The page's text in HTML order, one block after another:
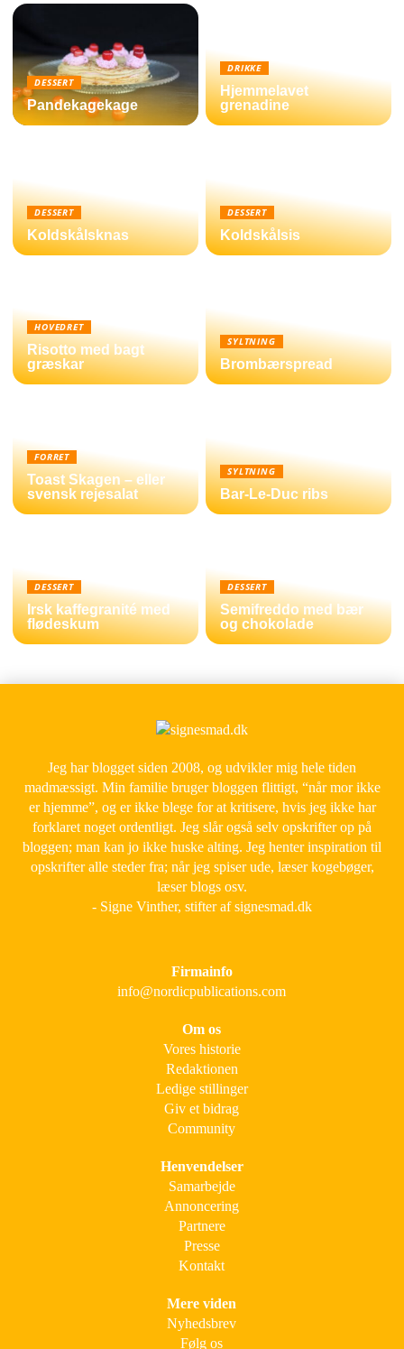
DESSERT
Pandekagekage
DRIKKE
Hjemmelavet
grenadine
DESSERT
Koldskålsknas
DESSERT
Koldskålsis
HOVEDRET
Risotto med bagt
græskar
SYLTNING
Brombærspread
FORRET
Toast Skagen – eller
svensk rejesalat
SYLTNING
Bar-Le-Duc ribs
DESSERT
Irsk kaffegranité med
flødeskum
DESSERT
Semifreddo med bær
og chokolade
Jeg har blogget siden 2008, og udvikler mig hele tiden
madmæssigt. Min familie bruger bloggen flittigt, “når mor ikke
er hjemme”, og er ikke blege for at kritisere, hvis jeg ikke har
forklaret noget ordentligt. Jeg slår også selv opskrifter op på
bloggen; man kan jo ikke huske alting. Jeg henter inspiration til
opskrifter alle steder fra; når jeg spiser ude, læser kogebøger,
læser blogs osv.
- Signe Vinther, stifter af signesmad.dk
Firmainfo
info@nordicpublications.com
Om os
Vores historie
Redaktionen
Ledige stillinger
Giv et bidrag
Community
Henvendelser
Samarbejde
Annoncering
Partnere
Presse
Kontakt
Mere viden
Nyhedsbrev
Følg os